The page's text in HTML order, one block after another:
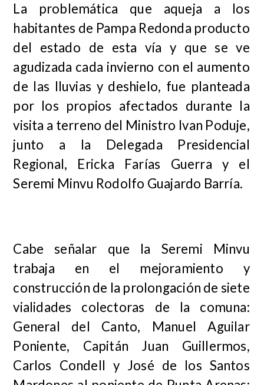
La problemática que aqueja a los
habitantes de Pampa Redonda producto
del estado de esta vía y que se ve
agudizada cada invierno con el aumento
de las lluvias y deshielo, fue planteada
por los propios afectados durante la
visita a terreno del Ministro Ivan Poduje,
junto a la Delegada Presidencial
Regional, Ericka Farías Guerra y el
Seremi Minvu Rodolfo Guajardo Barría.
Cabe señalar que la Seremi Minvu
trabaja en el mejoramiento y
construcción de la prolongación de siete
vialidades colectoras de la comuna:
General del Canto, Manuel Aguilar
Poniente, Capitán Juan Guillermos,
Carlos Condell y José de los Santos